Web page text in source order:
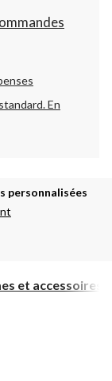
En
personnalisées
et accessoires